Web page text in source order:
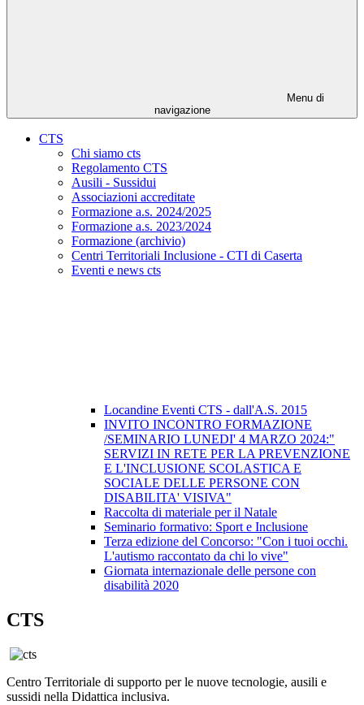
Menu di
navigazione
CTS
Chi siamo cts
Regolamento CTS
Ausili - Sussidui
Associazioni accreditate
Formazione a.s. 2024/2025
Formazione a.s. 2023/2024
Formazione (archivio)
Centri Territoriali Inclusione - CTI di Caserta
Eventi e news cts
Locandine Eventi CTS - dall'A.S. 2015
INVITO INCONTRO FORMAZIONE
/SEMINARIO LUNEDI' 4 MARZO 2024:"
SERVIZI IN RETE PER LA PREVENZIONE
E L'INCLUSIONE SCOLASTICA E
SOCIALE DELLE PERSONE CON
DISABILITA' VISIVA"
Raccolta di materiale per il Natale
Seminario formativo: Sport e Inclusione
Terza edizione del Concorso: "Con i tuoi occhi.
L'autismo raccontato da chi lo vive"
Giornata internazionale delle persone con
disabilità 2020
CTS
Centro Territoriale di supporto per le nuove tecnologie, ausili e
sussidi nella Didattica inclusiva.